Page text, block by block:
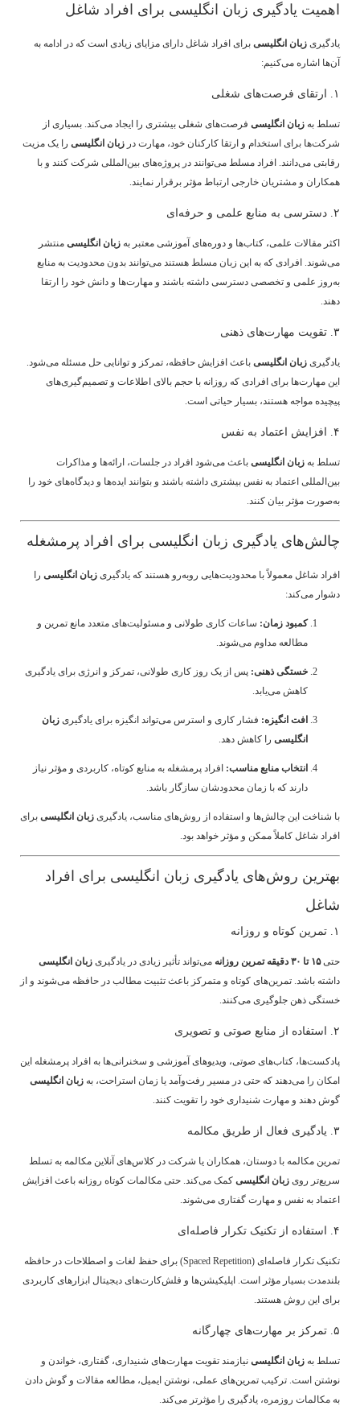
اهمیت یادگیری زبان انگلیسی برای افراد شاغل
یادگیریزبان انگلیسیبرای افراد شاغل دارای مزایای زیادی است که در ادامه به
آن‌ها اشاره می‌کنیم:
تسلط بهزبان انگلیسیفرصت‌های شغلی بیشتری را ایجاد می‌کند. بسیاری از
شرکت‌ها برای استخدام و ارتقا کارکنان خود، مهارت درزبان انگلیسیرا یک مزیت
رقابتی می‌دانند. افراد مسلط می‌توانند در پروژه‌های بین‌المللی شرکت کنند و با
همکاران و مشتریان خارجی ارتباط مؤثر برقرار نمایند.
اکثر مقالات علمی، کتاب‌ها و دوره‌های آموزشی معتبر بهزبان انگلیسیمنتشر
می‌شوند. افرادی که به این زبان مسلط هستند می‌توانند بدون محدودیت به منابع
به‌روز علمی و تخصصی دسترسی داشته باشند و مهارت‌ها و دانش خود را ارتقا
دهند.
یادگیریزبان انگلیسیباعث افزایش حافظه، تمرکز و توانایی حل مسئله می‌شود.
این مهارت‌ها برای افرادی که روزانه با حجم بالای اطلاعات و تصمیم‌گیری‌های
پیچیده مواجه هستند، بسیار حیاتی است.
تسلط بهزبان انگلیسیباعث می‌شود افراد در جلسات، ارائه‌ها و مذاکرات
بین‌المللی اعتماد به نفس بیشتری داشته باشند و بتوانند ایده‌ها و دیدگاه‌های خود را
به‌صورت مؤثر بیان کنند.
چالش‌های یادگیری زبان انگلیسی برای افراد پرمشغله
افراد شاغل معمولاً با محدودیت‌هایی روبه‌رو هستند که یادگیریزبان انگلیسیرا
دشوار می‌کند:
کمبود زمان:ساعات کاری طولانی و مسئولیت‌های متعدد مانع تمرین و
مطالعه مداوم می‌شوند.
خستگی ذهنی: پس از یک روز کاری طولانی، تمرکز و انرژی برای یادگیری
کاهش می‌یابد.
افت انگیزه:فشار کاری و استرس می‌تواند انگیزه برای یادگیریزبان
انگلیسیرا کاهش دهد.
انتخاب منابع مناسب:افراد پرمشغله به منابع کوتاه، کاربردی و مؤثر نیاز
دارند که با زمان محدودشان سازگار باشد.
با شناخت این چالش‌ها و استفاده از روش‌های مناسب، یادگیریزبان انگلیسیبرای
افراد شاغل کاملاً ممکن و مؤثر خواهد بود.
بهترین روش‌های یادگیری زبان انگلیسی برای افراد
شاغل
حتی ۱۵ تا ۳۰ دقیقه تمرین روزانه می‌تواند تأثیر زیادی در یادگیریزبان انگلیسی
داشته باشد. تمرین‌های کوتاه و متمرکز باعث تثبیت مطالب در حافظه می‌شوند و از
خستگی ذهن جلوگیری می‌کنند.
پادکست‌ها، کتاب‌های صوتی، ویدیوهای آموزشی و سخنرانی‌ها به افراد پرمشغله این
امکان را می‌دهند که حتی در مسیر رفت‌وآمد یا زمان استراحت، بهزبان انگلیسی
گوش دهند و مهارت شنیداری خود را تقویت کنند.
تمرین مکالمه با دوستان، همکاران یا شرکت در کلاس‌های آنلاین مکالمه به تسلط
سریع‌تر رویزبان انگلیسیکمک می‌کند. حتی مکالمات کوتاه روزانه باعث افزایش
اعتماد به نفس و مهارت گفتاری می‌شوند.
تکنیک تکرار فاصله‌ای (Spaced Repetition) برای حفظ لغات و اصطلاحات در حافظه
بلندمدت بسیار مؤثر است. اپلیکیشن‌ها و فلش‌کارت‌های دیجیتال ابزارهای کاربردی
برای این روش هستند.
تسلط بهزبان انگلیسینیازمند تقویت مهارت‌های شنیداری، گفتاری، خواندن و
نوشتن است. ترکیب تمرین‌های عملی، نوشتن ایمیل، مطالعه مقالات و گوش دادن
به مکالمات روزمره، یادگیری را مؤثرتر می‌کند.